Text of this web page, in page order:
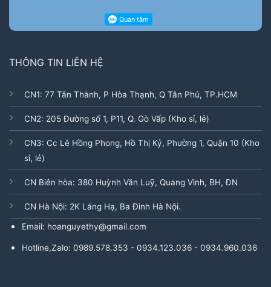
THÔNG TIN LIÊN HỆ
CN1: 77 Tân Thành, P Hòa Thạnh, Q Tân Phú, TP.HCM
CN2: 205 Đường số 1, P11, Q. Gò Vấp (Kho sỉ, lẻ)
CN3: Cc Lê Hồng Phong, Hồ Thị Kỷ, Phường 1, Quận 10 (Kho
sỉ, lẻ)
CN Biên hòa: 380 Huỳnh Văn Luỹ, Quang Vinh, BH, ĐN
CN Hà Nội: 2K Láng Hạ, Ba Đình Hà Nội.
Email: hoanguyethy@gmail.com
Hotline,Zalo: 0989.578.353 - 0934.123.036 - 0934.960.036